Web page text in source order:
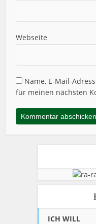
Webseite
Name, E-Mail-
für meinen nächsten
ICH WILL